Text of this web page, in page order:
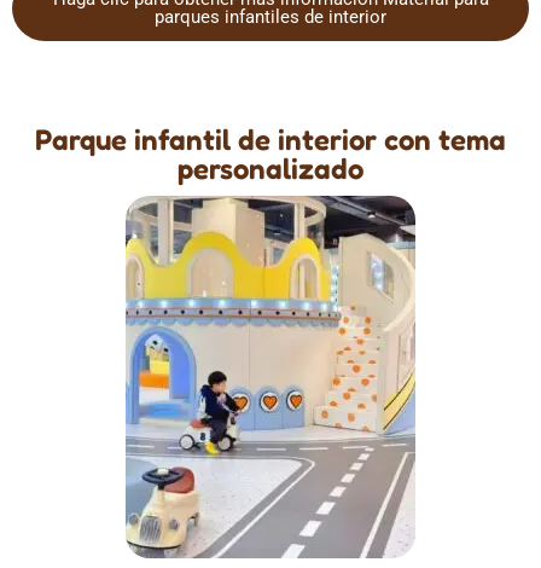
parques infantiles de interior
Parque infantil de interior con tema
personalizado